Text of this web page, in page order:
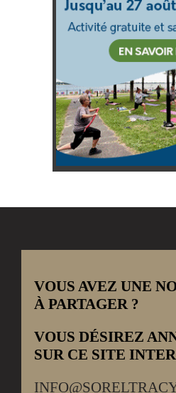
VOUS AVEZ UNE
À PARTAGER ?
VOUS DÉSIREZ
SUR CE SITE